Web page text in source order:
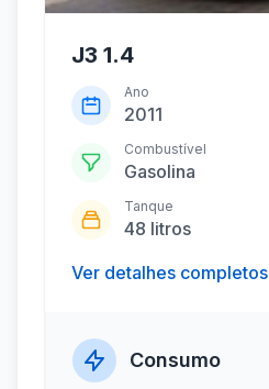
J3 1.4
Ano
2011
Combustível
Gasolina
Tanque
48 litros
Ver detalhes completos
Consumo